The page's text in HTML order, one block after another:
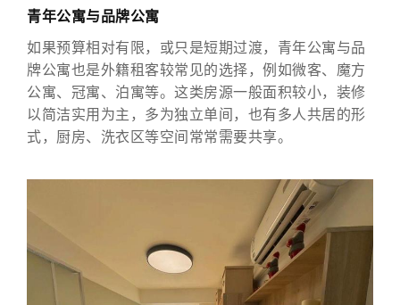
青年公寓与品牌公寓
如果预算相对有限，或只是短期过渡，青年公寓与品
牌公寓也是外籍租客较常见的选择，例如微客、魔方
公寓、冠寓、泊寓等。这类房源一般面积较小，装修
以简洁实用为主，多为独立单间，也有多人共居的形
式，厨房、洗衣区等空间常常需要共享。